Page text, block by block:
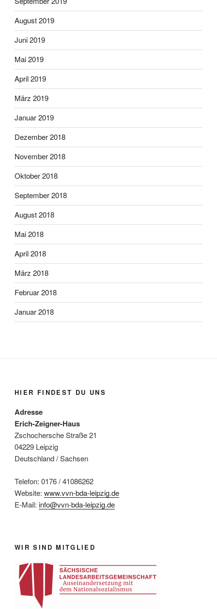
August 2019
Juni 2019
Mai 2019
April 2019
März 2019
Januar 2019
Dezember 2018
November 2018
Oktober 2018
September 2018
August 2018
Mai 2018
April 2018
März 2018
Februar 2018
Januar 2018
HIER FINDEST DU UNS
Adresse
Erich-Zeigner-Haus
Zschochersche Straße 21
04229 Leipzig
Deutschland / Sachsen
Telefon: 0176 / 41086262
Website: www.vvn-bda-leipzig.de
E-Mail: info@vvn-bda-leipzig.de
WIR SIND MITGLIED